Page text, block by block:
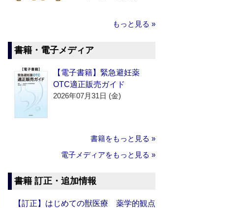
もっと見る »
書籍・電子メディア
【電子書籍】緊急避妊薬
OTC適正販売ガイド
2026年07月31日 (金)
書籍をもっと見る »
電子メディアをもっと見る »
書籍 訂正・追加情報
【訂正】はじめての獣医療 薬学的観点